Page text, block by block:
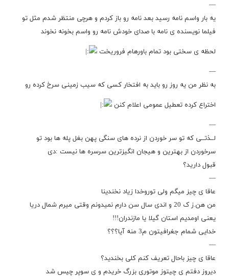
—
یه بار واسم نامه رسید بعد نامه رو باز کردم و هرچی منتظر شدم مثل تو
فیلما نویسنده ی نامه با صدای خودش نامه رو واسم بخونه نخوند
لحظه ی سختی بود تمام باورهام فروریخت
—
به نظر من یه روز رو باید به افتخار کسی که سیب زمینی سرخ کرده رو
اختراع کرده تعطیل عمومی اعلام کنن
—
لــذتــی که تو سر خوردن از نرده های سنگی پهن بغل پله ها بود تو
سرخوردن از بهترین و هیجان انگیزترین سرسره ها نیست :دی
قبول دارید؟
—
عاقا ی چیز میگم ولی توروخدا زیاد نخندینا
من هن.ز ک 20 و اندی سال سن دارم نمیدونم وقتی میرم شمال دریا
یعنی اومدیم استان گیلا یا مازندران!!!
خدایی شمام جغرافیتون م3 منه آیا؟؟؟
—
عاقا ی چیز باحال تعریف کنم کلی بخندید؟
دیروز دفتم ی چیتوز موتوری بزرگ خریدم و ی سوپر چیس شد